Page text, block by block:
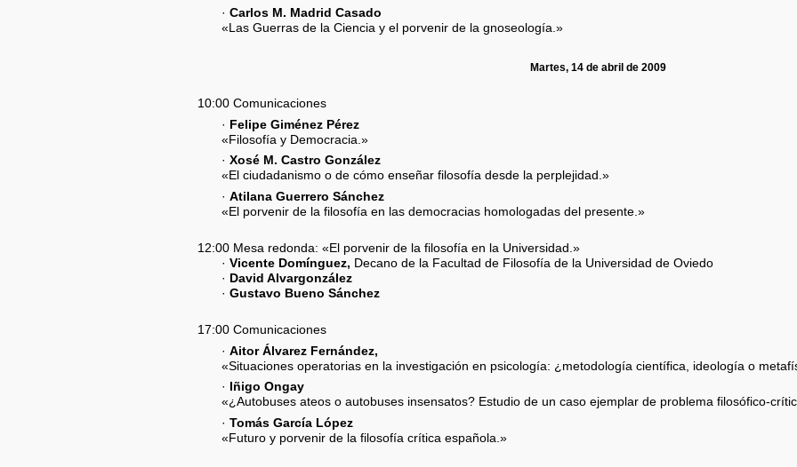
·Carlos M. Madrid Casado
«Las Guerras de la Ciencia y el porvenir de la gnoseología.»
Martes, 14 de abril de 2009
10:00 Comunicaciones
· Felipe Giménez Pérez
«Filosofía y Democracia.»
·Xosé M. Castro González
«El ciudadanismo o de cómo enseñar filosofía desde la perplejidad.»
·Atilana Guerrero Sánchez
«El porvenir de la filosofía en las democracias homologadas del presente.»
12:00 Mesa redonda: «El porvenir de la filosofía en la Universidad.»
·Vicente Domínguez, Decano de la Facultad de Filosofía de la Universidad de Oviedo
· David Alvargonzález
·Gustavo Bueno Sánchez
17:00 Comunicaciones
·Aitor Álvarez Fernández,
«Situaciones operatorias en la investigación en psicología: ¿metodología científica, ideología o
·
Iñigo Ongay
«¿Autobuses ateos o autobuses insensatos? Estudio de un caso ejemplar de problema filosófico-
·Tomás García López
«Futuro y porvenir de la filosofía crítica española.»